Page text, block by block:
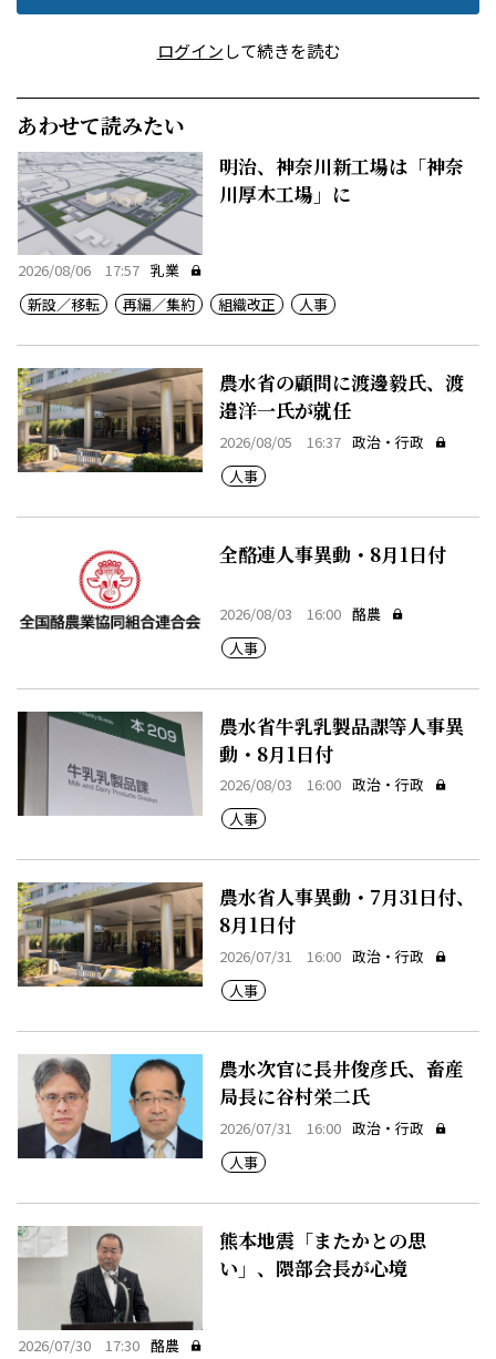
ログインして続きを読む
あわせて読みたい
明治、神奈川新工場は「神奈
川厚木工場」に
2026/08/06 17:57 乳業
新設／移転
再編／集約 組織改正 人事
農水省の顧問に渡邊毅氏、渡
邉洋一氏が就任
2026/08/05 16:37 政治・行政
人事
全酪連人事異動・8月1日付
2026/08/03 16:00 酪農
人事
農水省牛乳乳製品課等人事異
動・8月1日付
2026/08/03 16:00 政治・行政
人事
農水省人事異動・7月31日付、
8月1日付
2026/07/31 16:00 政治・行政
人事
農水次官に長井俊彦氏、畜産
局長に谷村栄二氏
2026/07/31 16:00 政治・行政
人事
熊本地震「またかとの思
い」、隈部会長が心境
2026/07/30 17:30 酪農